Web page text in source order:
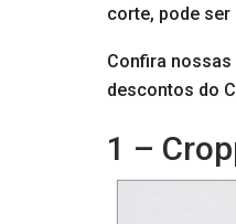
corte, pode
Confira
descontos do
1 –